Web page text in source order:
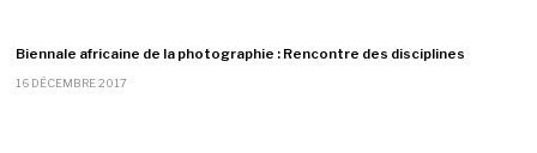
Biennale africaine de la photographie : Rencontre des disciplines
16 DÉCEMBRE 2017